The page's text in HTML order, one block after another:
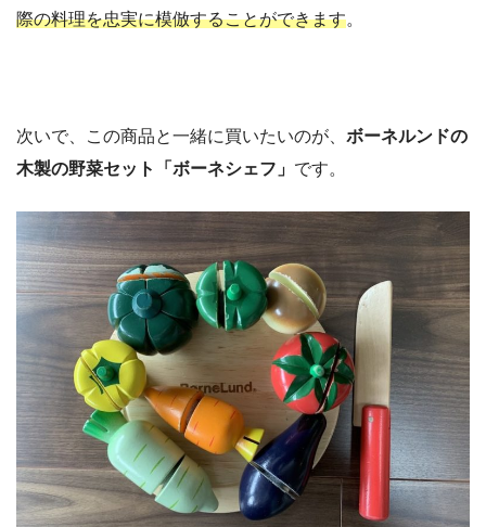
際の料理を忠実に模倣することができます。
次いで、この商品と一緒に買いたいのが、 ボーネルンドの
木製の野菜セット「ボーネシェフ」 です。